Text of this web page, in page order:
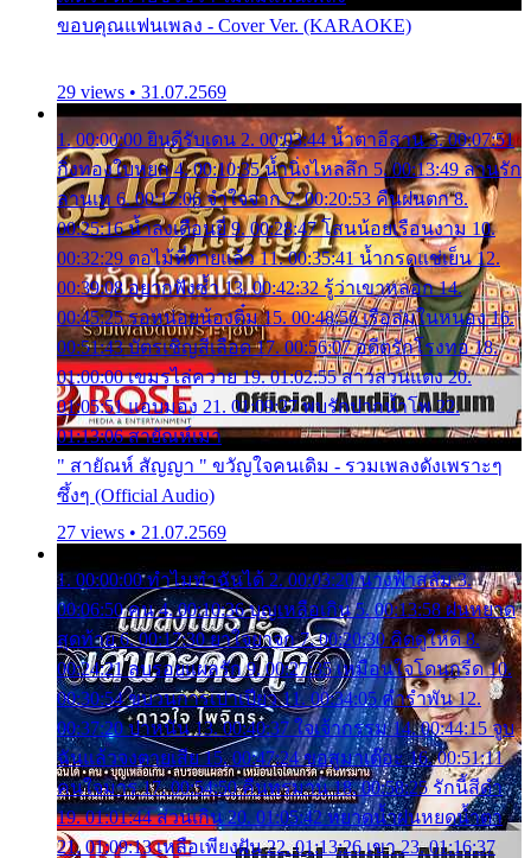
ขอบคุณแฟนเพลง - Cover Ver. (KARAOKE)
29 views • 31.07.2569
1. 00:00:00 ยินดีรับเดน 2. 00:03:44 น้ำตาอีสาน 3. 00:07:51
กิ่งทองใบหยก 4. 00:10:35 น้ำนิ่งไหลลึก 5. 00:13:49 ลานรัก
ลานเท 6. 00:17:06 จำใจจาก 7. 00:20:53 คืนฝนตก 8.
00:25:16 น้ำลงเดือนยี่ 9. 00:28:47 โสนน้อยเรือนงาม 10.
00:32:29 ตอไม้ที่ตายแล้ว 11. 00:35:41 น้ำกรดแช่เย็น 12.
00:39:08 อยากฟังซ้ำ 13. 00:42:32 รู้ว่าเขาหลอก 14.
00:45:25 รอหน่อยน้องติ๋ม 15. 00:48:56 เรือล่มในหนอง 16.
00:51:43 บัตรเชิญสีเลือด 17. 00:56:07 อดีตรักโรงทอ 18.
01:00:00 เขมรไล่ควาย 19. 01:02:55 สาวสวนแตง 20.
01:05:51 แอบมอง 21. 01:09:27 พบรักปากน้ำโพ 22.
01:13:06 สายัณห์เมา
" สายัณห์ สัญญา " ขวัญใจคนเดิม - รวมเพลงดังเพราะๆ
ซึ้งๆ (Official Audio)
27 views • 21.07.2569
1. 00:00:00 ทำไมทำฉันได้ 2. 00:03:20 นางฟ้าสลัม 3.
00:06:50 คน 4. 00:10:36 บุญเหลือเกิน 5. 00:13:58 ฝนหยาด
สุดท้าย 6. 00:17:30 ยาใจยาจก 7. 00:20:30 คิดดูให้ดี 8.
00:24:21 ลบรอยแผลรัก 9. 00:27:35 เหมือนใจโดนกรีด 10.
00:30:54 ขบวนการเปาเปียว 11. 00:34:05 คำรำพัน 12.
00:37:20 ปาหนัน 13. 00:40:37 ใจเจ้ากรรม 14. 00:44:15 จูบ
ฉันแล้วจงตายเสีย 15. 00:47:24 ขอสูมาเต๊อะ 16. 00:51:11
คนใจมาร 17. 00:54:50 คืนทรมาน 18. 00:58:25 รักนี้สีดำ
19. 01:01:44 ส่วนเกิน 20. 01:05:42 หยาดน้ำฝนหยดน้ำตา
21. 01:09:13 เหลือเพียงฝัน 22. 01:13:26 เขา 23. 01:16:37